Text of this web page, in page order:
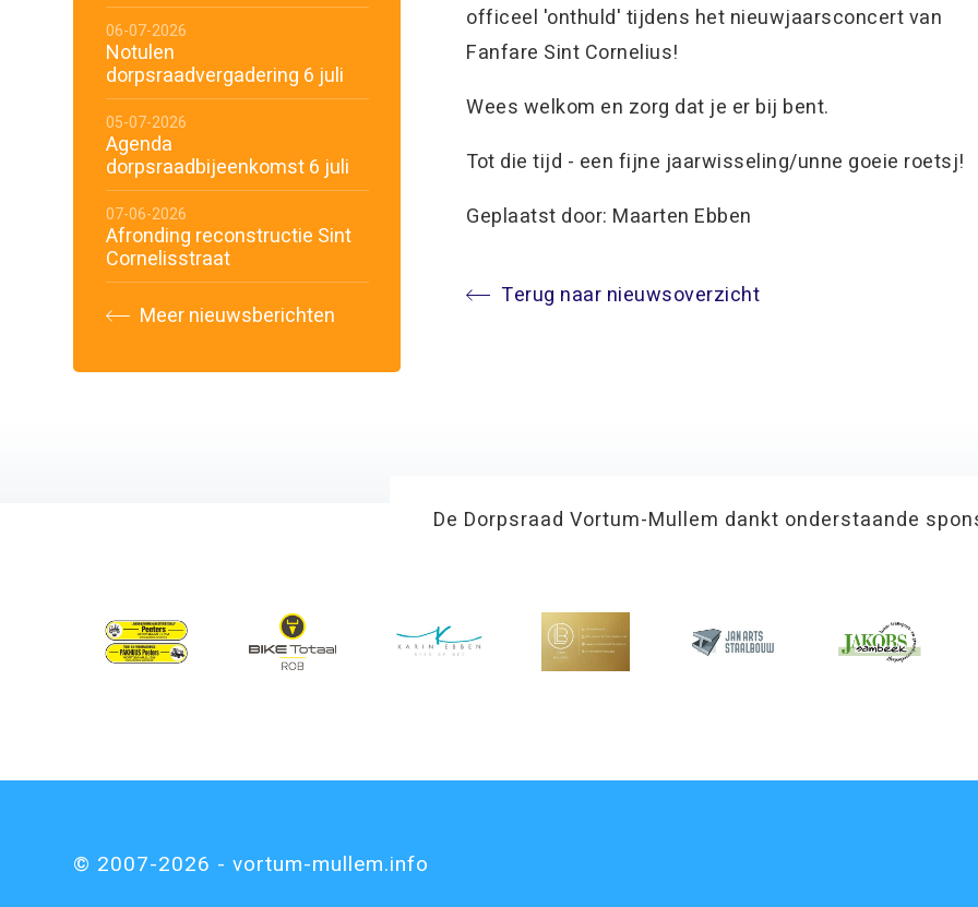
officeel 'onthuld' tijdens het nieuwjaarsconcert van
Fanfare Sint Cornelius!
Wees welkom en zorg dat je er bij bent.
Tot die tijd - een fijne jaarwisseling/unne goeie roetsj!
Geplaatst door: Maarten Ebben
Terug naar nieuwsoverzicht
06-07-2026
Notulen
dorpsraadvergadering 6 juli
05-07-2026
Agenda
dorpsraadbijeenkomst 6 juli
07-06-2026
Afronding reconstructie Sint
Cornelisstraat
Meer nieuwsberichten
De Dorpsraad Vortum-Mullem dankt onderstaande
© 2007-2026 - vortum-mullem.info